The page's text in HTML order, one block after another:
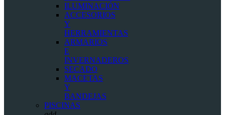
ILUMINACIÓN
ACCESORIOS
Y
HERRAMIENTAS
ARMARIOS
E
INVERNADEROS
SECADO
MACETAS
Y
BANDEJAS
PISCINAS